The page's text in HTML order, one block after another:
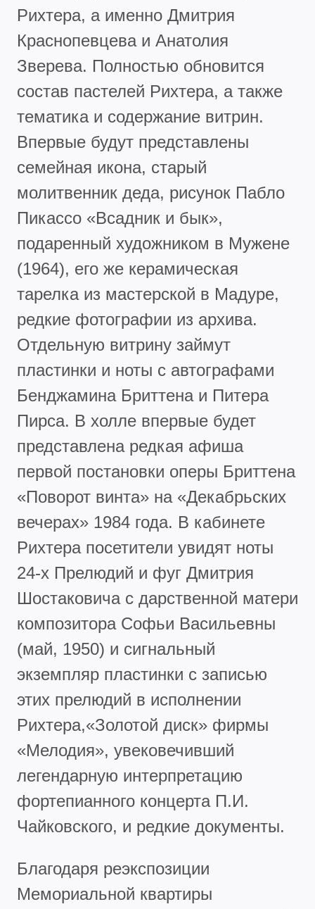
Рихтера, а именно Дмитрия
Краснопевцева и Анатолия
Зверева. Полностью обновится
состав пастелей Рихтера, а также
тематика и содержание витрин.
Впервые будут представлены
семейная икона, старый
молитвенник деда, рисунок Пабло
Пикассо «Всадник и бык»,
подаренный художником в Мужене
(1964), его же керамическая
тарелка из мастерской в Мадуре,
редкие фотографии из архива.
Отдельную витрину займут
пластинки и ноты с автографами
Бенджамина Бриттена и Питера
Пирса. В холле впервые будет
представлена редкая афиша
первой постановки оперы Бриттена
«Поворот винта» на «Декабрьских
вечерах» 1984 года. В кабинете
Рихтера посетители увидят ноты
24-х Прелюдий и фуг Дмитрия
Шостаковича с дарственной матери
композитора Софьи Васильевны
(май, 1950) и сигнальный
экземпляр пластинки с записью
этих прелюдий в исполнении
Рихтера,«Золотой диск» фирмы
«Мелодия», увековечивший
легендарную интерпретацию
фортепианного концерта П.И.
Чайковского, и редкие документы.
Благодаря реэкспозиции
Мемориальной квартиры